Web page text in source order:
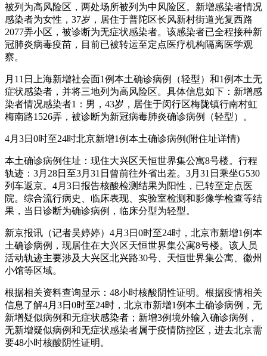
被列为高风险区，两处场所被列为中风险区。新增感染者情况
感染者为女性，37岁，居住于普陀区长风新村街道光复西路
2077弄小区，被诊断为无症状感染者。该感染者已全程接种新
冠肺炎病毒疫苗，目前已被转运至定点医疗机构隔离医学观
察。
月11日上海新增社会面1例本土确诊病例（轻型）和1例本土无
症状感染者，并将三地列为高风险区。具体信息如下：新增感
染者情况感染者1：男，43岁，居住于闵行区梅陇镇行南村虹
梅南路1526弄，被诊断为新冠病毒肺炎确诊病例（轻型）。
4月3日0时至24时北京新增1例本土确诊病例(附住址详情)
本土确诊病例住址：现住大兴区天恒世界集公寓8号楼。行程
轨迹：3月28日至3月31日曾前往外省出差。3月31日乘坐G530
列车返京。4月3日报告核酸检测结果为阳性，已转至定点医
院。综合流行病史、临床表现、实验室检测和影像学检查等结
果，当日诊断为确诊病例，临床分型为轻型。
新京报讯（记者吴婷婷）4月3日0时至24时，北京市新增1例本
土确诊病例，现居住在大兴区天恒世界集公寓8号楼。该人员
活动轨迹主要涉及大兴区北兴路30号、天恒世界集公寓、徽州
小馆等区域。
根据相关资料查询显示：48小时核酸阴性证明。根据疫情相关
信息了解4月3日0时至24时，北京市新增1例本土确诊病例，无
新增疑似病例和无症状感染者；新增3例境外输入确诊病例，
无新增疑似病例和无症状感染者属于疫情防控区，进去北京需
要48小时核酸阴性证明。